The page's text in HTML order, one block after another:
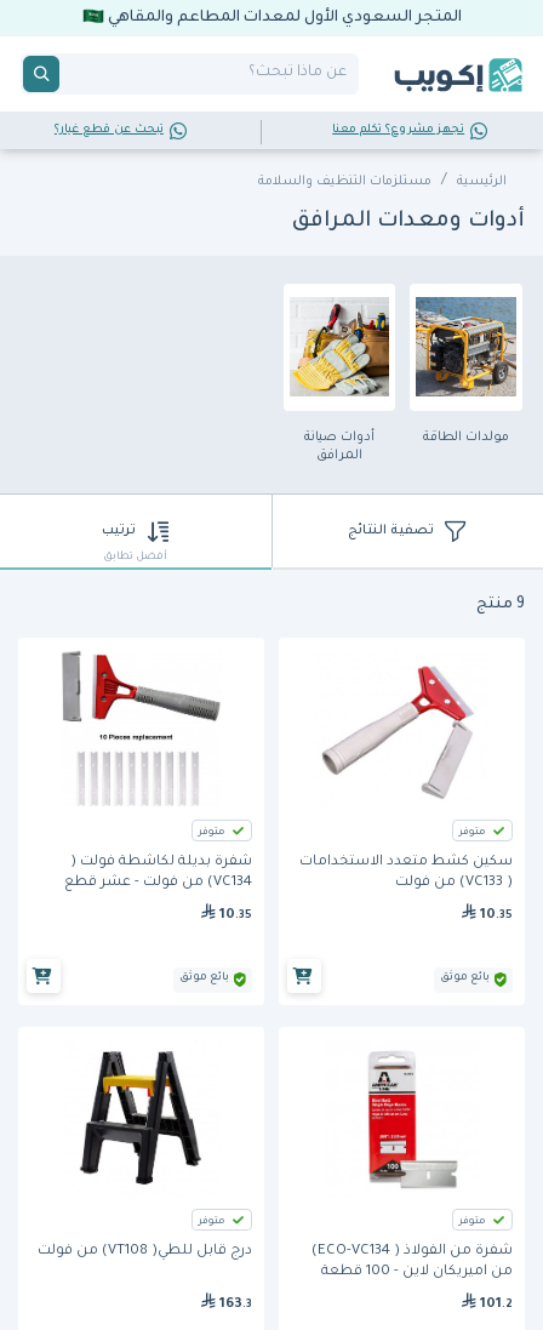
المتجر السعودي الأول لمعدات المطاعم والمقاهي
تجهز مشروع؟ تكلم معنا تبحث عن قطع غيار؟
الرئيسية مستلزمات التنظيف والسلامة
أدوات ومعدات المرافق
مولدات الطاقة
أدوات صيانة
المرافق
تصفية النتائج ترتيب
أفضل تطابق
9 منتج
متوفر
سكين كشط متعدد الاستخدامات
( VC133) من فولت
10 .35
بائع موثق
متوفر
شفرة بديلة لكاشطة فولت (
VC134) من فولت - عشر قطع
10 .35
بائع موثق
متوفر
شفرة من الفولاذ ( ECO-VC134)
من اميريكان لاين - 100 قطعة
101 .2
متوفر
درج قابل للطي( VT108) من فولت
163 .3